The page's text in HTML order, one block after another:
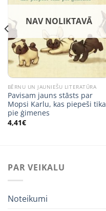
NAV NOLIKTAVĀ
BĒRNU UN JAUNIEŠU LITERATŪRA
Pavisam jauns stāsts par
Mopsi Karlu, kas piepeši tika
pie ģimenes
4,41€
PAR VEIKALU
Noteikumi